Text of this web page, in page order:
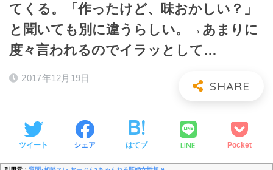
てくる。「作ったけど、味おかしい？」
と聞いても別に違うらしい。→あまりに
度々言われるのでイラッとして…
2017年12月19日
ツイート シェア はてブ LINE Pocket